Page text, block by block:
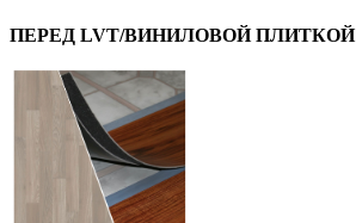
ПЕРЕД LVT/ВИНИЛОВОЙ ПЛИТКОЙ